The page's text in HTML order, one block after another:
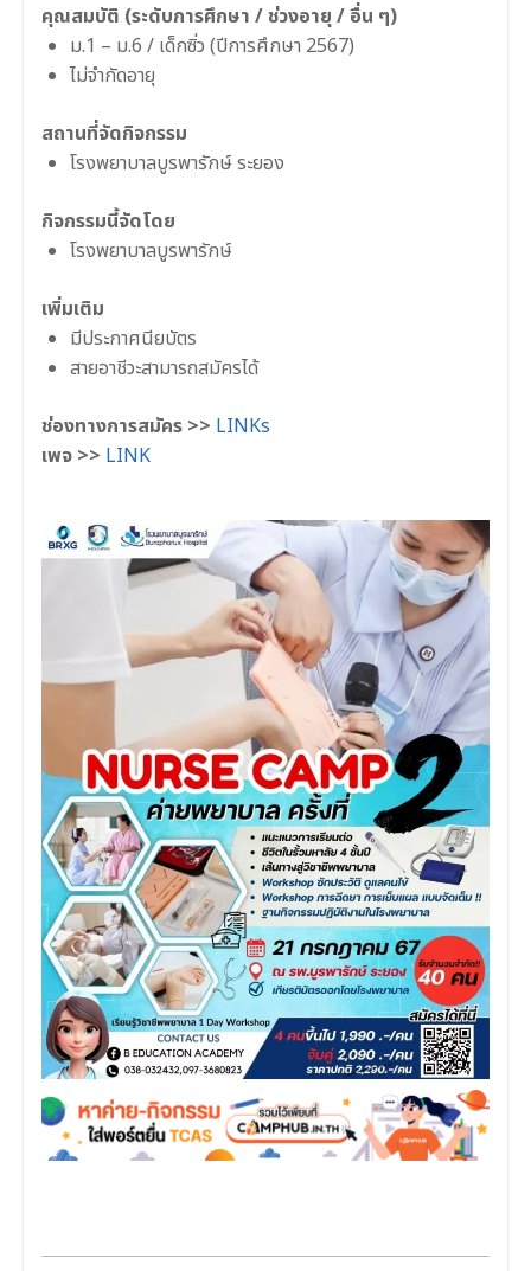
คุณสมบัติ (ระดับการศึกษา / ช่วงอายุ / อื่น ๆ)
ม.1 – ม.6 / เด็กซิ่ว (ปีการศึกษา 2567)
ไม่จำกัดอายุ
สถานที่จัดกิจกรรม
โรงพยาบาลบูรพารักษ์ ระยอง
กิจกรรมนี้จัดโดย
โรงพยาบาลบูรพารักษ์
เพิ่มเติม
มีประกาศนียบัตร
สายอาชีวะสามารถสมัครได้
ช่องทางการสมัคร >> LINKs
เพจ >> LINK